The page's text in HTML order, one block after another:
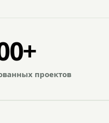
проектов